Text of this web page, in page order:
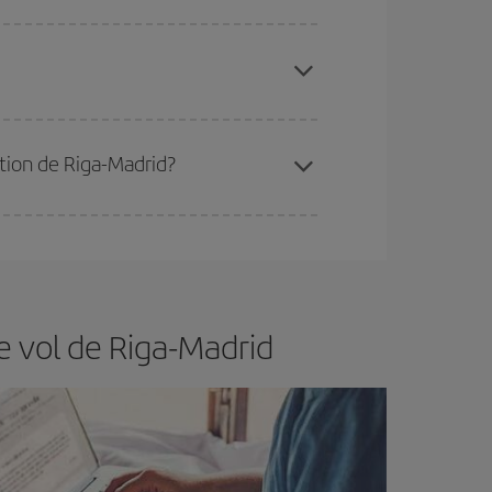
de Riga-Madrid?
de Riga-Madrid